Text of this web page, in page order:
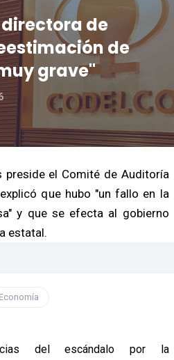
de
de
grave"
preside el Comité de Auditoría
que hubo "un fallo en la
y que se efecta al gobierno
estatal.
Economía
del escándalo por la